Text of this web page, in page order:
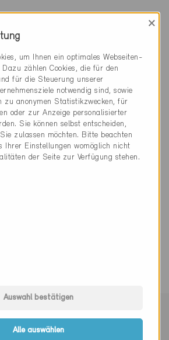
AG
(0 Zertifikate)
×
um Ihnen ein optimales Webseiten-
zählen Cookies, die für den
für die Steuerung unserer
notwendig sind, sowie
zu anonymen Statistikzwecken, für
oder zur Anzeige personalisierter
Sie können selbst entscheiden,
zulassen möchten. Bitte beachten
Ihrer Einstellungen womöglich nicht
der Seite zur Verfügung stehen.
Auswahl bestätigen
Alle auswählen